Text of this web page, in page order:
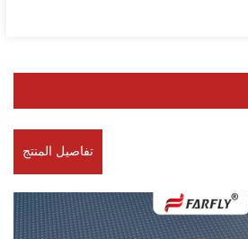
تفاصيل المنتج